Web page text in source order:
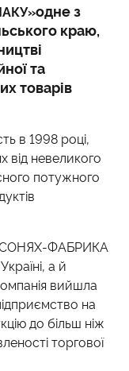
одне з
краю,
та
товарів
в 1998 році,
від невеликого
потужного
«СОНЯХ-ФАБРИКА
а й
вийшла
на
до більш ніж
торгової